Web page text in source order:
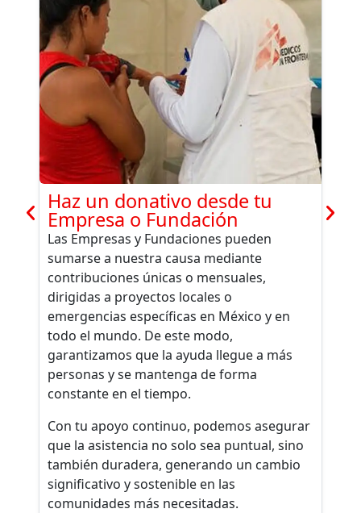
Haz un donativo desde tu
Empresa o Fundación
Las Empresas y Fundaciones pueden
sumarse a nuestra causa mediante
contribuciones únicas o mensuales,
dirigidas a proyectos locales o
emergencias específicas en México y en
todo el mundo. De este modo,
garantizamos que la ayuda llegue a más
personas y se mantenga de forma
constante en el tiempo.
Con tu apoyo continuo, podemos asegurar
que la asistencia no solo sea puntual, sino
también duradera, generando un cambio
significativo y sostenible en las
comunidades más necesitadas.